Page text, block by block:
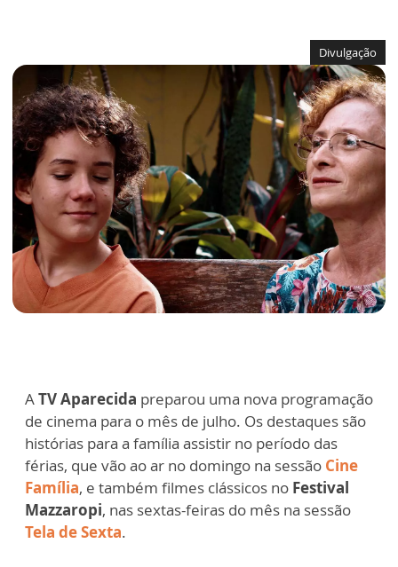
Divulgação
ATV Aparecida preparou uma nova programação
de cinema para o mês de julho. Os destaques são
histórias para a família assistir no período das
férias, que vão ao ar no domingo na sessão Cine
Família, e também filmes clássicos no Festival
Mazzaropi, nas sextas-feiras do mês na sessão
Tela de Sexta.